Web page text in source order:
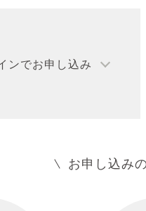
ンでお申し込み
お申し込み